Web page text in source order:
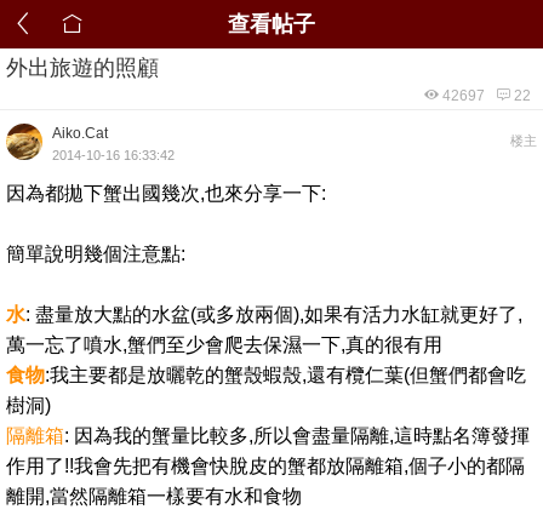
外出旅遊的照顧
42697 22
Aiko.Cat
2014-10-16 16:33:42
楼主
因為都拋下蟹出國幾次,也來分享一下:
簡單說明幾個注意點:
水: 盡量放大點的水盆(或多放兩個),如果有活力水缸就更好了,
萬一忘了噴水,蟹們至少會爬去保濕一下,真的很有用
食物:我主要都是放曬乾的蟹殼蝦殼,還有欖仁葉(但蟹們都會吃
樹洞)
隔離箱: 因為我的蟹量比較多,所以會盡量隔離,這時點名簿發揮
作用了!!我會先把有機會快脫皮的蟹都放隔離箱,個子小的都隔
離開,當然隔離箱一樣要有水和食物
查看帖子